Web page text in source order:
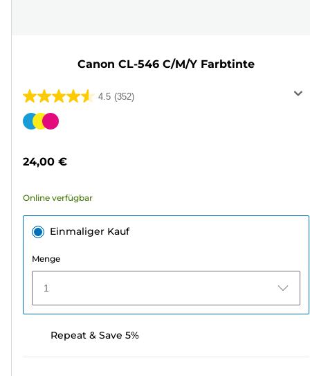
Canon CL-546 C/M/Y Farbtinte
4.5 (352)
4.5
von
352
Farbpatrone
24,00 €
Online verfügbar
Einmaliger Kauf
Menge
1
Repeat & Save 5%